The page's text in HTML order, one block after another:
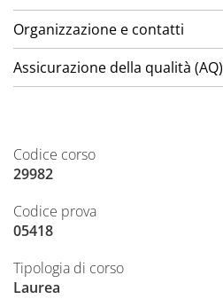
Organizzazione e contatti
Assicurazione della qualità (AQ)
Codice corso
29982
Codice prova
05418
Tipologia di corso
Laurea